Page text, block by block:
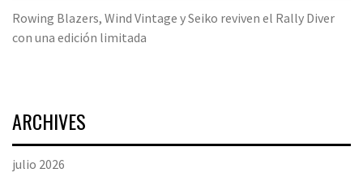
Rowing Blazers, Wind Vintage y Seiko reviven el Rally Diver
con una edición limitada
ARCHIVES
julio 2026